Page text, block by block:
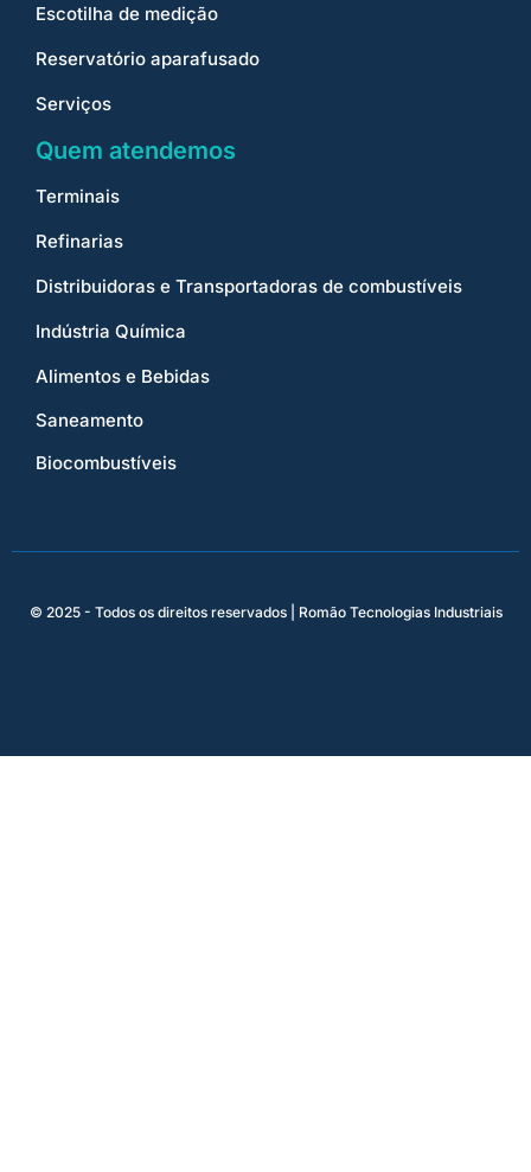
Escotilha de medição
Reservatório aparafusado
Serviços
Quem atendemos
Terminais
Refinarias
Distribuidoras e Transportadoras de combustíveis
Indústria Química
Alimentos e Bebidas
Saneamento
Biocombustíveis
© 2025 - Todos os direitos reservados | Romão Tecnologias Industriais